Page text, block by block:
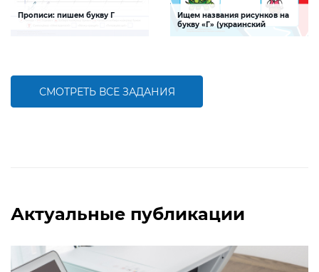
Прописи: пишем букву Г
Ищем названия рисунков на
букву «Г» (украинский
СМОТРЕТЬ ВСЕ ЗАДАНИЯ
Актуальные публикации